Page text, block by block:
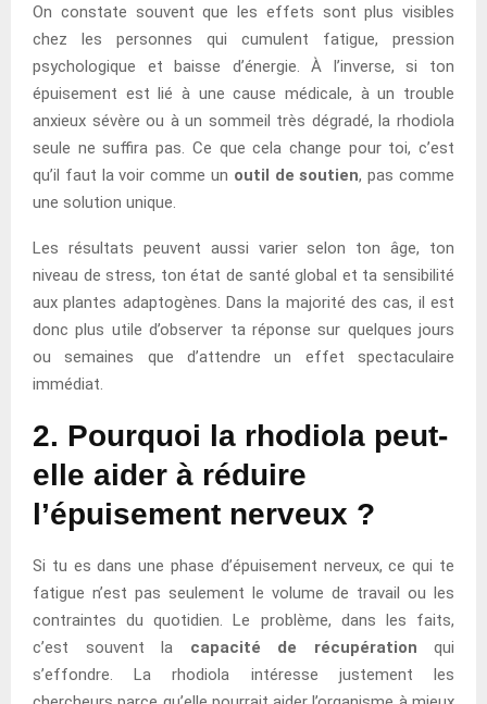
On constate souvent que les effets sont plus visibles
chez les personnes qui cumulent fatigue, pression
psychologique et baisse d’énergie. À l’inverse, si ton
épuisement est lié à une cause médicale, à un trouble
anxieux sévère ou à un sommeil très dégradé, la rhodiola
seule ne suffira pas. Ce que cela change pour toi, c’est
qu’il faut la voir comme un outil de soutien, pas comme
une solution unique.
Les résultats peuvent aussi varier selon ton âge, ton
niveau de stress, ton état de santé global et ta sensibilité
aux plantes adaptogènes. Dans la majorité des cas, il est
donc plus utile d’observer ta réponse sur quelques jours
ou semaines que d’attendre un effet spectaculaire
immédiat.
2. Pourquoi la rhodiola peut-
elle aider à réduire
l’épuisement nerveux ?
Si tu es dans une phase d’épuisement nerveux, ce qui te
fatigue n’est pas seulement le volume de travail ou les
contraintes du quotidien. Le problème, dans les faits,
c’est souvent la capacité de récupération qui
s’effondre. La rhodiola intéresse justement les